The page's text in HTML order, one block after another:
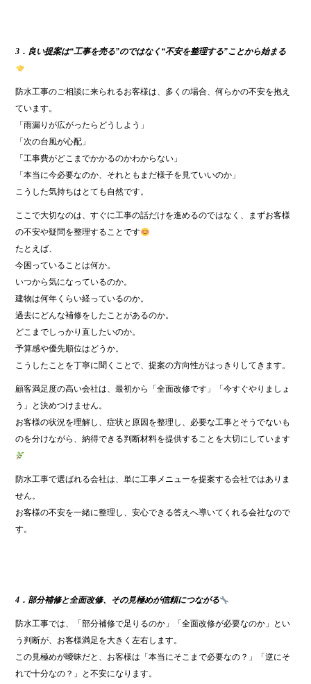
3．良い提案は“工事を売る”のではなく“不安を整理する”ことから始まる
防水工事のご相談に来られるお客様は、多くの場合、何らかの不安を抱え
ています。
「雨漏りが広がったらどうしよう」
「次の台風が心配」
「工事費がどこまでかかるのかわからない」
「本当に今必要なのか、それともまだ様子を見ていいのか」
こうした気持ちはとても自然です。
ここで大切なのは、すぐに工事の話だけを進めるのではなく、まずお客様
の不安や疑問を整理することです
たとえば、
今困っていることは何か。
いつから気になっているのか。
建物は何年くらい経っているのか。
過去にどんな補修をしたことがあるのか。
どこまでしっかり直したいのか。
予算感や優先順位はどうか。
こうしたことを丁寧に聞くことで、提案の方向性がはっきりしてきます。
顧客満足度の高い会社は、最初から「全面改修です」「今すぐやりましょ
う」と決めつけません。
お客様の状況を理解し、症状と原因を整理し、必要な工事とそうでないも
のを分けながら、納得できる判断材料を提供することを大切にしています
防水工事で選ばれる会社は、単に工事メニューを提案する会社ではありま
せん。
お客様の不安を一緒に整理し、安心できる答えへ導いてくれる会社なので
す。
4．部分補修と全面改修、その見極めが信頼につながる
防水工事では、「部分補修で足りるのか」「全面改修が必要なのか」とい
う判断が、お客様満足を大きく左右します。
この見極めが曖昧だと、お客様は「本当にそこまで必要なの？」「逆にそ
れで十分なの？」と不安になります。